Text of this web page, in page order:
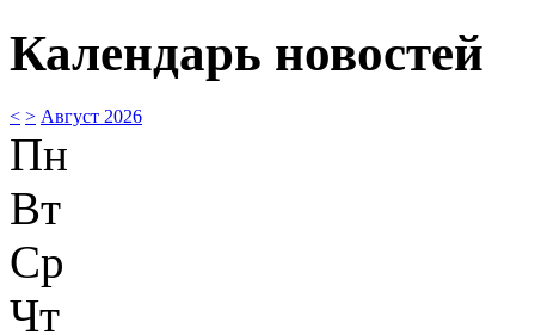
Календарь новостей
< > Август 2026
Пн
Вт
Ср
Чт